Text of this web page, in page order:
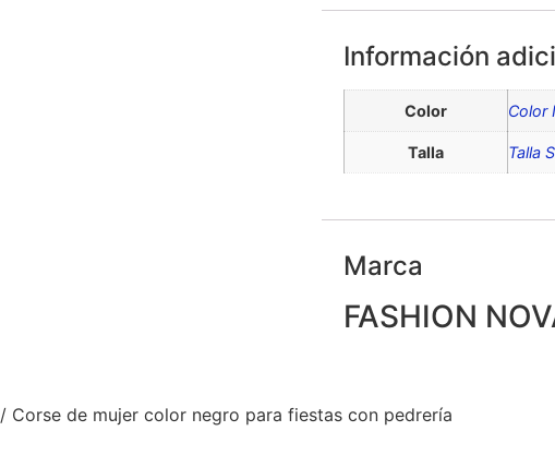
Información
Color Color
Talla Talla S
Marca
FASHION
/ Corse de mujer color negro para fiestas con pedrería